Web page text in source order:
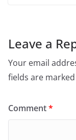
Leave a
Your email
fields are marked
Comment*